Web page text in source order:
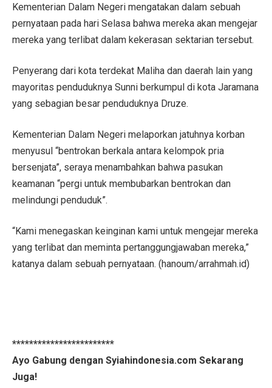
Kementerian Dalam Negeri mengatakan dalam sebuah
pernyataan pada hari Selasa bahwa mereka akan mengejar
mereka yang terlibat dalam kekerasan sektarian tersebut.
Penyerang dari kota terdekat Maliha dan daerah lain yang
mayoritas penduduknya Sunni berkumpul di kota Jaramana
yang sebagian besar penduduknya Druze.
Kementerian Dalam Negeri melaporkan jatuhnya korban
menyusul “bentrokan berkala antara kelompok pria
bersenjata”, seraya menambahkan bahwa pasukan
keamanan “pergi untuk membubarkan bentrokan dan
melindungi penduduk”.
“Kami menegaskan keinginan kami untuk mengejar mereka
yang terlibat dan meminta pertanggungjawaban mereka,”
katanya dalam sebuah pernyataan. (hanoum/arrahmah.id)
************************
Ayo Gabung dengan Syiahindonesia.com Sekarang
Juga!